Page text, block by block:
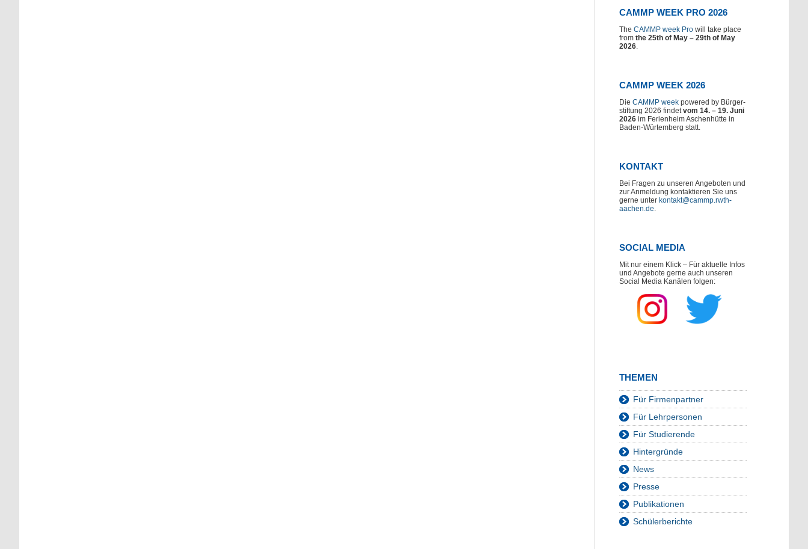
CAMMP WEEK PRO 2026
The CAMMP week Pro will take place
from the 25th of May – 29th of May
2026.
CAMMP WEEK 2026
Die CAMMP week powered by Bürger-
stiftung 2026 findetvom 14. – 19. Juni
2026 im Ferienheim Aschenhütte in
Baden-Würtemberg statt.
KONTAKT
Bei Fragen zu unseren Angeboten und
zur Anmeldung kontaktieren Sie uns
gerne unter kontakt@cammp.rwth-
aachen.de.
SOCIAL MEDIA
Mit nur einem Klick – Für aktuelle Infos
und Angebote gerne auch unseren
Social Media Kanälen folgen:
THEMEN
Für Firmenpartner
Für Lehrpersonen
Für Studierende
Hintergründe
News
Presse
Publikationen
Schülerberichte